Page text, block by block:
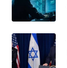
WAHANANEWS
CO ID
WAHANANEWS
NET